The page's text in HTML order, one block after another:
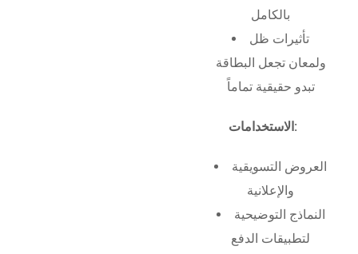
بالكامل
تأثيرات ظل
ولمعان تجعل البطاقة
تبدو حقيقية تماماً
الاستخدامات:
العروض التسويقية
والإعلانية
النماذج التوضيحية
لتطبيقات الدفع